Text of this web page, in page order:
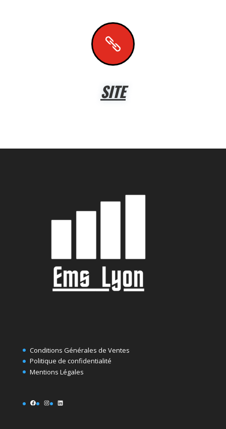

SITE
Conditions Générales de Ventes
Politique de confidentialité
Mentions Légales
Facebook
Instagram
LinkedIn